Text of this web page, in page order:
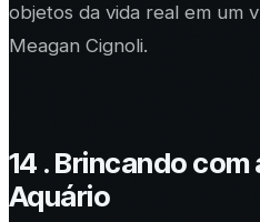
objetos da vida real em um
Meagan Cignoli.
14 . Brincando
Aquário